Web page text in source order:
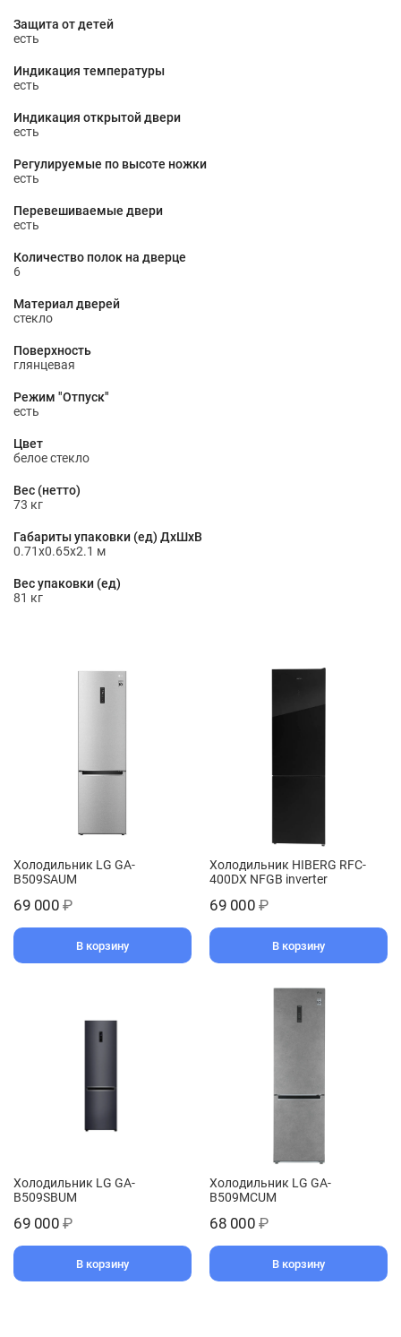
Защита от детей
есть
Индикация температуры
есть
Индикация открытой двери
есть
Регулируемые по высоте ножки
есть
Перевешиваемые двери
есть
Количество полок на дверце
6
Материал дверей
стекло
Поверхность
глянцевая
Режим "Отпуск"
есть
Цвет
белое стекло
Вес (нетто)
73 кг
Габариты упаковки (ед) ДхШхВ
0.71x0.65x2.1 м
Вес упаковки (ед)
81 кг
Холодильник LG GA-
B509SAUM
69 000 ₽
В корзину
Холодильник HIBERG RFC-
400DX NFGB inverter
69 000 ₽
В корзину
Холодильник LG GA-
B509SBUM
69 000 ₽
В корзину
Xолодильник LG GA-
B509MCUM
68 000 ₽
В корзину